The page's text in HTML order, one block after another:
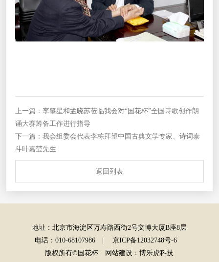
上一篇：李肇星和孟晓苏莅临我会对“国花杯”全国诗歌创作朗
诵大赛筹备工作进行指导
下一篇：我会组委会代表李栋拜望中国古典文学专家、诗词泰
斗叶嘉莹先生
返回列表
返回列表
地址：北京市海淀区万寿路西街2号文博大厦B座8层
电话：010-68107986 |
京ICP备12032748号-6
版权所有©国花杯
网站建设 ：博乐虎科技